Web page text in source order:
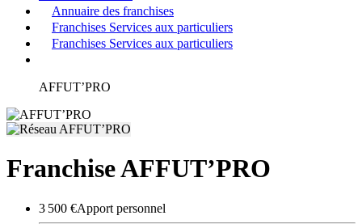
Annuaire des franchises
Franchises Services aux particuliers
Franchises Services aux particuliers
AFFUT’PRO
Franchise AFFUT’PRO
3 500 €Apport personnel